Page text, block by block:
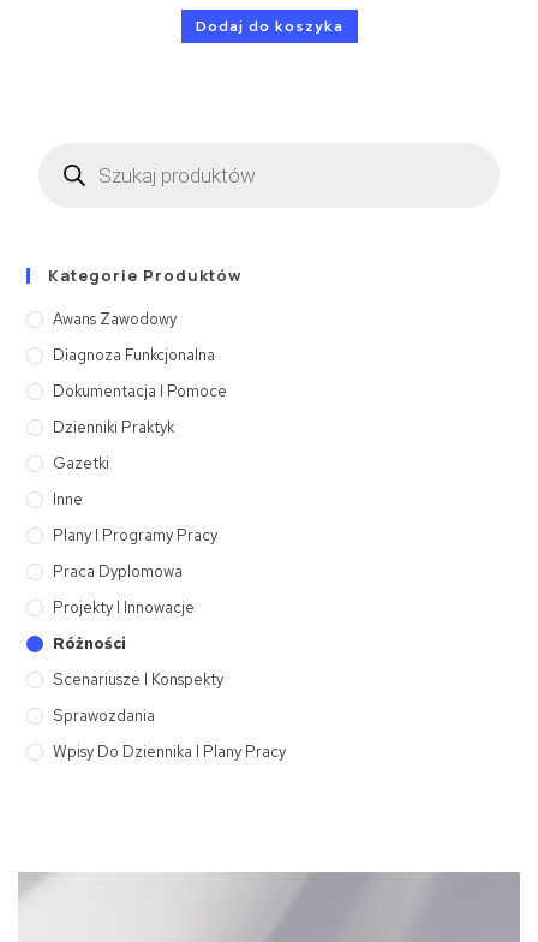
Dodaj do koszyka
Kategorie Produktów
Awans Zawodowy
Diagnoza Funkcjonalna
Dokumentacja I Pomoce
Dzienniki Praktyk
Gazetki
Inne
Plany I Programy Pracy
Praca Dyplomowa
Projekty I Innowacje
Różności
Scenariusze I Konspekty
Sprawozdania
Wpisy Do Dziennika I Plany Pracy